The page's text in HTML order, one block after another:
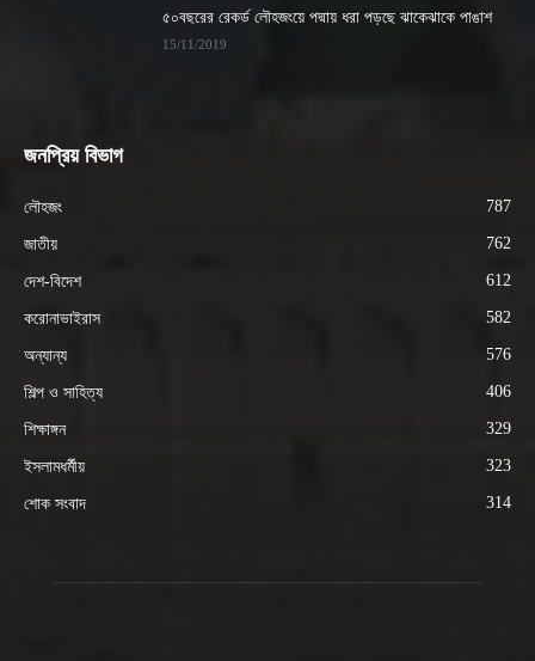
৫০বছরের রেকর্ড লৌহজংয়ে পদ্মায় ধরা পড়ছে ঝাকেঝাকে পাঙাশ
15/11/2019
জনপ্রিয় বিভাগ
লৌহজং 787
জাতীয় 762
দেশ-বিদেশ 612
করোনাভাইরাস 582
অন্যান্য 576
শিল্প ও সাহিত্য 406
শিক্ষাঙ্গন 329
ইসলামধর্মীয় 323
শোক সংবাদ 314